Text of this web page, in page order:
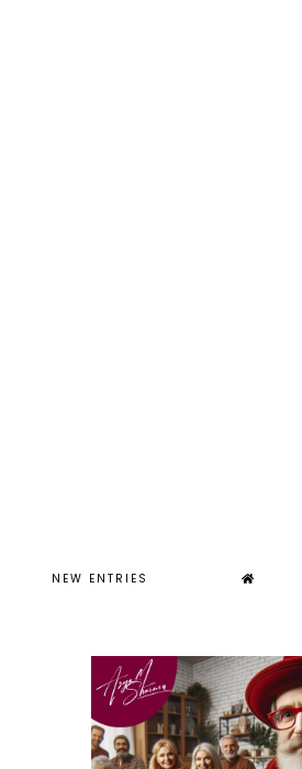
NEW ENTRIES